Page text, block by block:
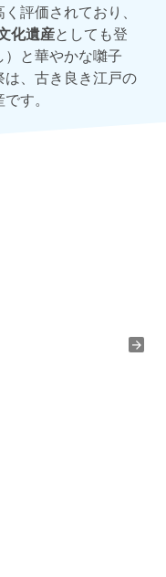
評価されており、
化遺産としても登
と華やかな囃子
は、古き良き江戸の
す。